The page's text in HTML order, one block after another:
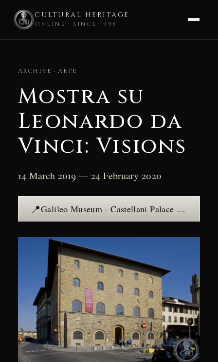
CULTURAL HERITAGE
ONLINE · SINCE 1998
contentARCHIVE · ARTE
Mostra su
Leonardo da
Vinci: Visions
14 March 2019 — 24 February 2020
📍 Galileo Museum - Castellani Palace — see the place →